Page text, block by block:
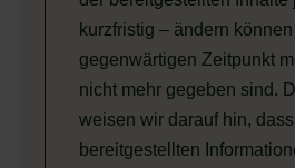
kurzfristig – ändern
gegenwärtigen Zeitpunkt
nicht mehr gegeben sind.
weisen wir darauf hin,
bereitgestellten